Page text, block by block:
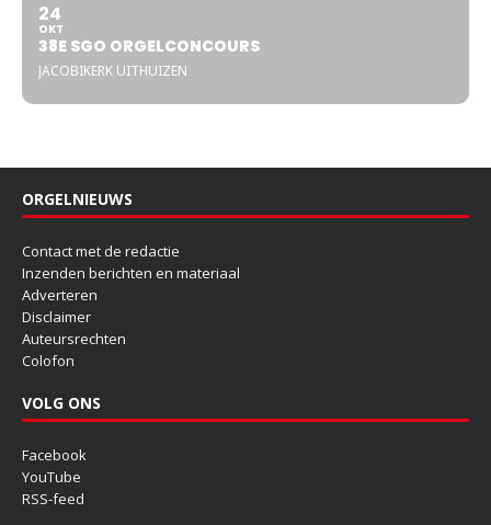
24
OKT
38E SGO ORGELCONCOURS
JACOBIKERK UITHUIZEN
ORGELNIEUWS
Contact met de redactie
Inzenden berichten en materiaal
Adverteren
Disclaimer
Auteursrechten
Colofon
VOLG ONS
Facebook
YouTube
RSS-feed